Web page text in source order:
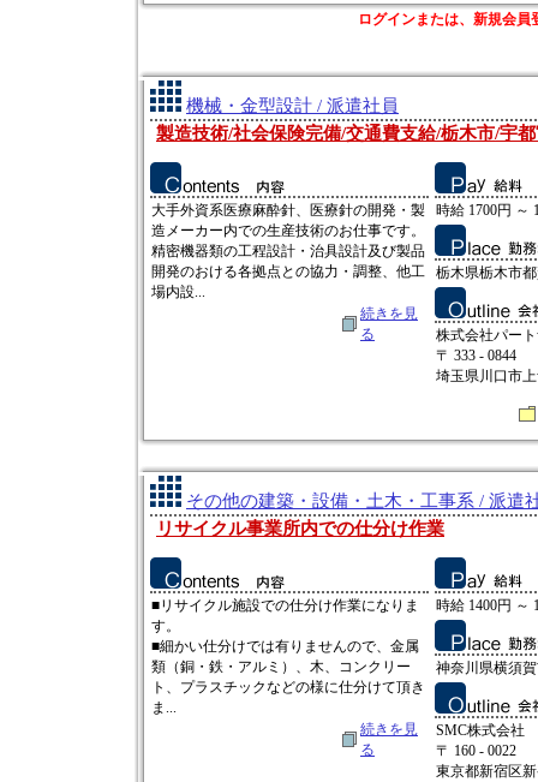
ログインまたは、新規会
機械・金型設計 / 派遣社員
製造技術/社会保険完備/交通費支給/栃木市/宇
大手外資系医療麻酔針、医療針の開発・製
造メーカー内での生産技術のお仕事です。
精密機器類の工程設計・治具設計及び製品
開発のおける各拠点との協力・調整、他工
場内設...
続きを見
る
時給 1700円 ～
栃木県栃木市
株式会社パー
〒 333 - 0844
埼玉県川口市
その他の建築・設備・土木・工事系 / 派遣
リサイクル事業所内での仕分け作業
■リサイクル施設での仕分け作業になりま
す。
■細かい仕分けでは有りませんので、金属
類（銅・鉄・アルミ）、木、コンクリー
ト、プラスチックなどの様に仕分けて頂き
ま...
続きを見
る
時給 1400円 ～
神奈川県横須
SMC株式会社
〒 160 - 0022
東京都新宿区